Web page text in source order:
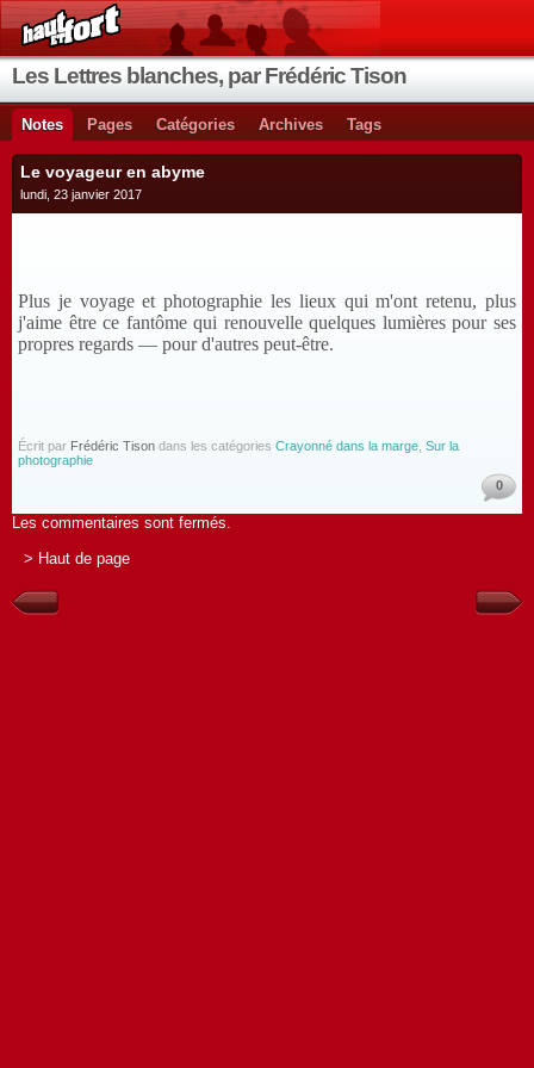
Les Lettres blanches, par Frédéric Tison
Notes Pages Catégories Archives Tags
Le voyageur en abyme
lundi, 23 janvier 2017
Plus je voyage et photographie les lieux qui m'ont retenu, plus
j'aime être ce fantôme qui renouvelle quelques lumières pour ses
propres regards — pour d'autres peut-être.
Écrit par Frédéric Tison dans les catégories Crayonné dans la marge Sur la
photographie
0
Les commentaires sont fermés.
> Haut de page